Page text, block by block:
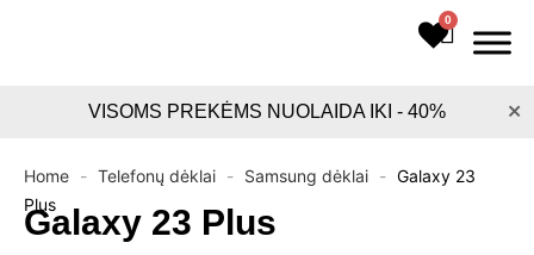
0 Cart
VISOMS PREKĖMS NUOLAIDA IKI - 40% ×
Home - Telefonų dėklai - Samsung dėklai - Galaxy 23
Plus
Galaxy 23 Plus